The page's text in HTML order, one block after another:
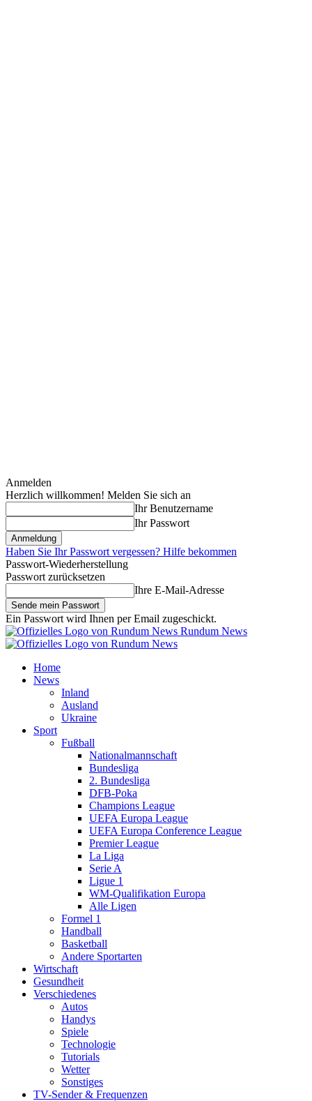
Anmelden
Herzlich willkommen! Melden Sie sich an
Ihr Benutzername
Ihr Passwort
Haben Sie Ihr Passwort vergessen? Hilfe bekommen
Passwort-Wiederherstellung
Passwort zurücksetzen
Ihre E-Mail-Adresse
Ein Passwort wird Ihnen per Email zugeschickt.
Rundum News
Home
News
Inland
Ausland
Ukraine
Sport
Fußball
Nationalmannschaft
Bundesliga
2. Bundesliga
DFB-Poka
Champions League
UEFA Europa League
UEFA Europa Conference League
Premier League
La Liga
Serie A
Ligue 1
WM-Qualifikation Europa
Alle Ligen
Formel 1
Handball
Basketball
Andere Sportarten
Wirtschaft
Gesundheit
Verschiedenes
Autos
Handys
Spiele
Technologie
Tutorials
Wetter
Sonstiges
TV-Sender & Frequenzen